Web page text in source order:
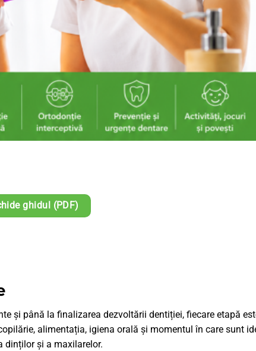
ghidul (PDF)
și până la finalizarea dezvoltării dentiției, fiecare etapă
alimentația, igiena orală și momentul în care sunt
dinților și a maxilarelor.